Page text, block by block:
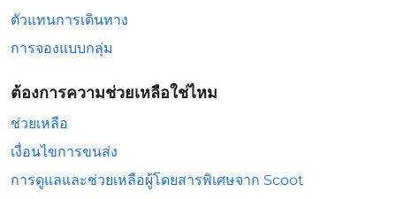
ตัวแทนการเดินทาง
การจองแบบกลุ่ม
ต้องการความช่วยเหลือใช่ไหม
ช่วยเหลือ
เงื่อนไขการขนส่ง
การดูแลและช่วยเหลือผู้โดยสารพิเศษจาก Scoot